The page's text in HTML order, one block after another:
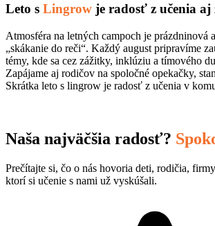
Leto s Lingrow je radosť z učenia aj
Atmosféra na letných campoch je prázdninová
„skákanie do reči“. Každý august pripravíme
témy, kde sa cez zážitky, inklúziu a tímového
Zapájame aj rodičov na spoločné opekačky,
Skrátka leto s lingrow je radosť z učenia v
Naša najväčšia radosť?
Prečítajte si, čo o nás hovoria deti, rodičia,
ktorí si učenie s nami už vyskúšali.